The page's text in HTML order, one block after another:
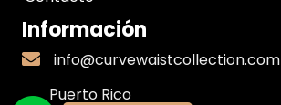
Información
info@curvewaistcollection.com
info@curvewaistcollection.com
Puerto Rico